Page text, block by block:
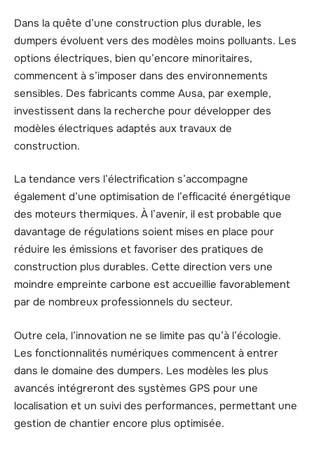
Dans la quête d’une construction plus durable, les
dumpers évoluent vers des modèles moins polluants. Les
options électriques, bien qu’encore minoritaires,
commencent à s’imposer dans des environnements
sensibles. Des fabricants comme Ausa, par exemple,
investissent dans la recherche pour développer des
modèles électriques adaptés aux travaux de
construction.
La tendance vers l’électrification s’accompagne
également d’une optimisation de l’efficacité énergétique
des moteurs thermiques. À l’avenir, il est probable que
davantage de régulations soient mises en place pour
réduire les émissions et favoriser des pratiques de
construction plus durables. Cette direction vers une
moindre empreinte carbone est accueillie favorablement
par de nombreux professionnels du secteur.
Outre cela, l’innovation ne se limite pas qu’à l’écologie.
Les fonctionnalités numériques commencent à entrer
dans le domaine des dumpers. Les modèles les plus
avancés intégreront des systèmes GPS pour une
localisation et un suivi des performances, permettant une
gestion de chantier encore plus optimisée.